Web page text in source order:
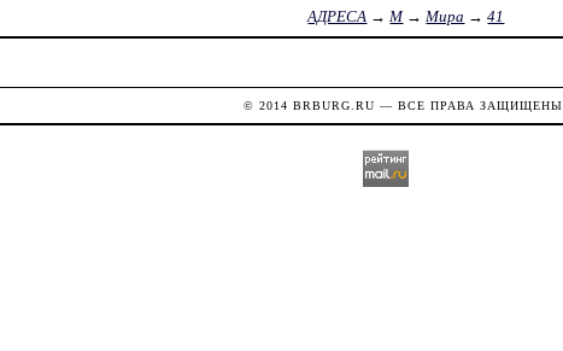
АДРЕСА →М→Мира →41
© 2014BRBURG.RU — ВСЕ ПРАВА ЗАЩИЩЕНЫ.